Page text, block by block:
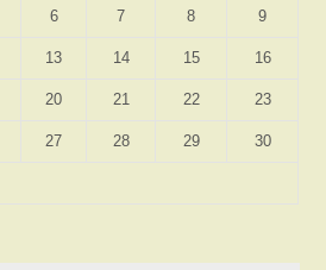
6 7 8 9
13 14 15 16
20 21 22 23
27 28 29 30